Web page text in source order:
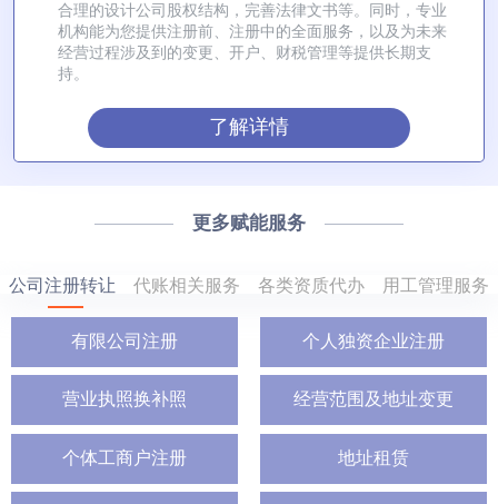
合理的设计公司股权结构，完善法律文书等。同时，专业
机构能为您提供注册前、注册中的全面服务，以及为未来
经营过程涉及到的变更、开户、财税管理等提供长期支
持。
了解详情
更多赋能服务
公司注册转让 代账相关服务 各类资质代办 用工管理服务
有限公司注册 个人独资企业注册
营业执照换补照 经营范围及地址变更
个体工商户注册 地址租赁